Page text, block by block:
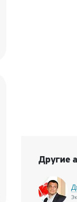
Другие